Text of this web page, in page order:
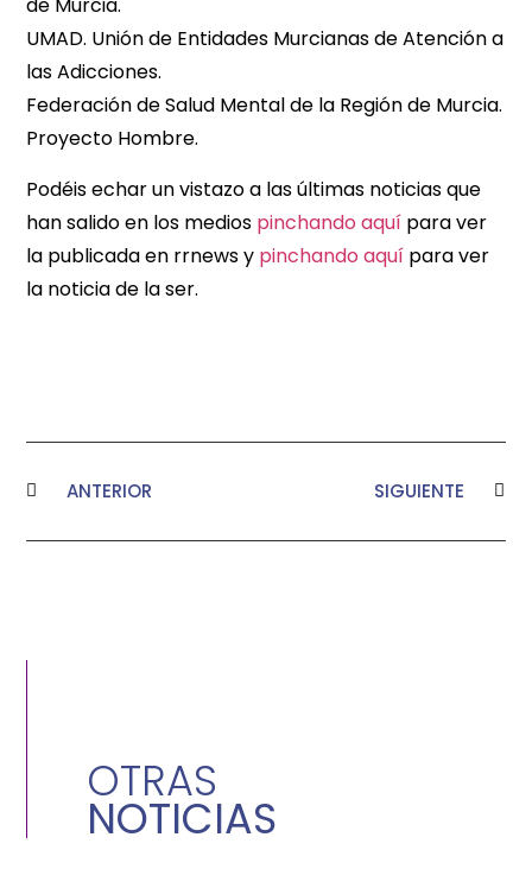
de Murcia.
UMAD. Unión de Entidades Murcianas de Atención a
las Adicciones.
Federación de Salud Mental de la Región de Murcia.
Proyecto Hombre.
Podéis echar un vistazo a las últimas noticias que
han salido en los medios pinchando aquí para ver
la publicada en rrnews y pinchando aquí para ver
la noticia de la ser.
ANTERIOR SIGUIENTE
OTRAS
NOTICIAS